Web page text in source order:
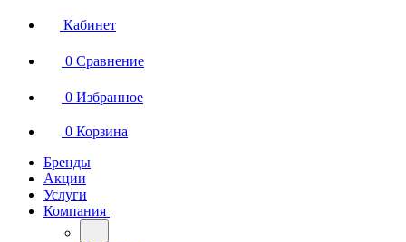
Кабинет
0 Сравнение
0 Избранное
0 Корзина
Бренды
Акции
Услуги
Компания